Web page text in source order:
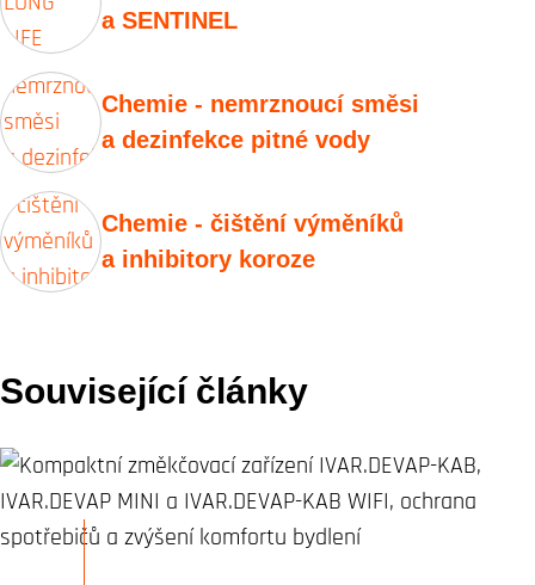
a SENTINEL
Chemie - nemrznoucí směsi
a dezinfekce pitné vody
Chemie - čištění výměníků
a inhibitory koroze
Související články